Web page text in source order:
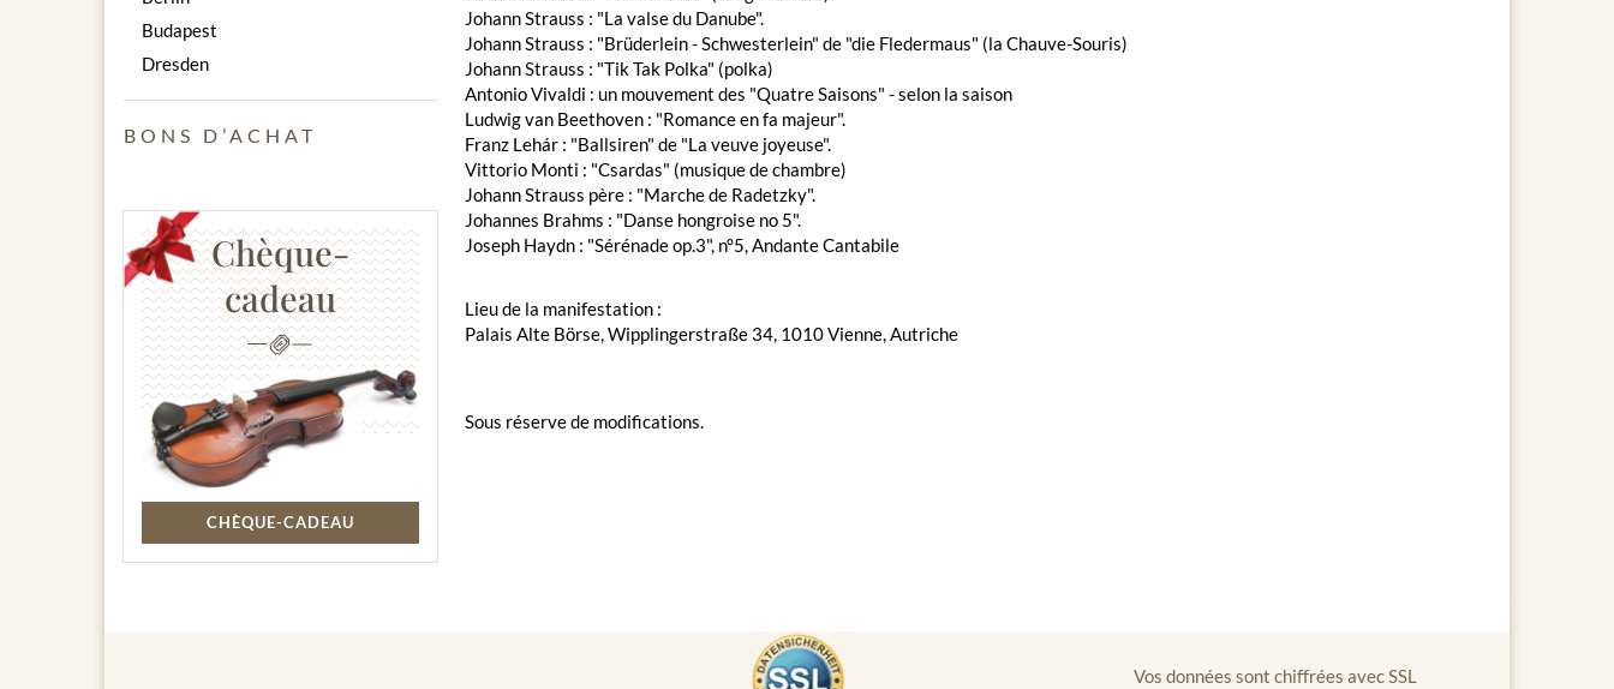
Johann Strauss : "La valse du Danube".
Johann Strauss : "Brüderlein - Schwesterlein" de "die Fledermaus" (la Chauve-Souris)
Johann Strauss : "Tik Tak Polka" (polka)
Antonio Vivaldi : un mouvement des "Quatre Saisons" - selon la saison
Ludwig van Beethoven : "Romance en fa majeur".
Franz Lehár : "Ballsiren" de "La veuve joyeuse".
Vittorio Monti : "Csardas" (musique de chambre)
Johann Strauss père : "Marche de Radetzky".
Johannes Brahms : "Danse hongroise no 5".
Joseph Haydn : "Sérénade op.3", n°5, Andante Cantabile
Lieu de la manifestation :
Palais Alte Börse, Wipplingerstraße 34, 1010 Vienne, Autriche
Sous réserve de modifications.
Budapest
Dresden
BONS D’ACHAT
Chèque-
cadeau
CHÈQUE-CADEAU
Vos données sont chiffrées avec SSL